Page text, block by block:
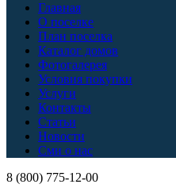
Главная
О поселке
План поселка
Каталог домов
Фотогалерея
Условия покупки
Услуги
Контакты
Статьи
Новости
Сми о нас
8 (800) 775-12-00